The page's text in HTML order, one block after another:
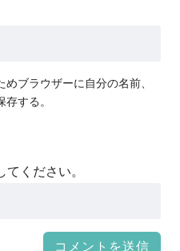
ブラウザーに自分の名前、
する。
てください。